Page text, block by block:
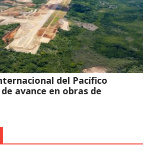
del Pacífico
avance en obras de